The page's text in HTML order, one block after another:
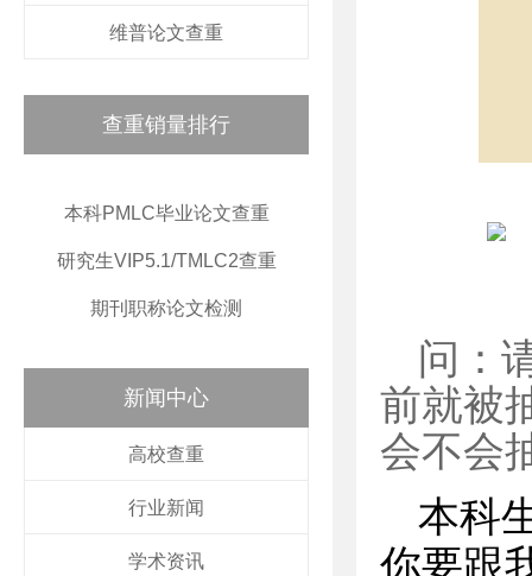
维普论文查重
查重销量排行
本科PMLC毕业论文查重
研究生VIP5.1/TMLC2查重
期刊职称论文检测
新闻中心
高校查重
行业新闻
学术资讯
问：
前就被
会不会
本科
你要跟